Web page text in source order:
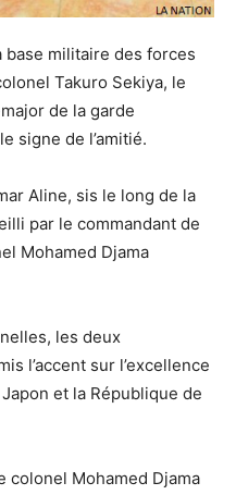
base militaire des forces
Takuro Sekiya, le
de la garde
signe de l’amitié.
Aline, sis le long de la
par le commandant de
Mohamed Djama
les deux
l’accent sur l’excellence
et la République de
colonel Mohamed Djama